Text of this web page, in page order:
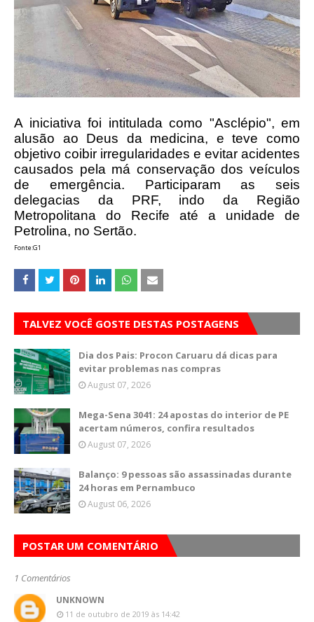
A iniciativa foi intitulada como "Asclépio", em
alusão ao Deus da medicina, e teve como
objetivo coibir irregularidades e evitar acidentes
causados pela má conservação dos veículos
de emergência. Participaram as seis
delegacias da PRF, indo da Região
Metropolitana do Recife até a unidade de
Petrolina, no Sertão.
Fonte:G1
TALVEZ VOCÊ GOSTE DESTAS POSTAGENS
Dia dos Pais: Procon Caruaru dá dicas para
evitar problemas nas compras
August 07, 2026
Mega-Sena 3041: 24 apostas do interior de PE
acertam números, confira resultados
August 07, 2026
Balanço: 9 pessoas são assassinadas durante
24 horas em Pernambuco
August 06, 2026
POSTAR UM COMENTÁRIO
1 Comentários
UNKNOWN
11 de outubro de 2019 às 14:42